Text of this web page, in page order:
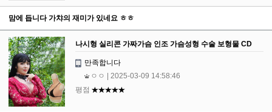
맘에 듭니다 가챠의 재미가 있네요 ㅎㅎ
나시형 실리콘 가짜가슴 인조 가슴성형 수술 보형물 CD
만족합니다
ㅇㅇ
| 2025-03-09 14:58:46
평점 ★★★★★